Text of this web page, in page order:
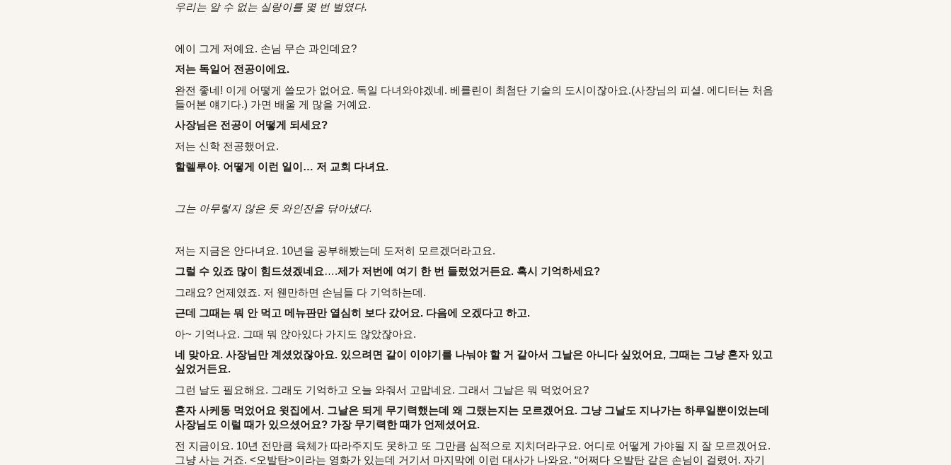
우리는 알 수 없는 실랑이를 몇 번 벌였다.
에이 그게 저예요. 손님 무슨 과인데요?
저는 독일어 전공이에요.
완전 좋네! 이게 어떻게 쓸모가 없어요. 독일 다녀와야겠네. 베를린이 최첨단 기술의 도시이잖아요.(사장님의 피셜. 에디터는 처음
들어본 얘기다.) 가면 배울 게 많을 거예요.
사장님은 전공이 어떻게 되세요?
저는 신학 전공했어요.
할렐루야. 어떻게 이런 일이… 저 교회 다녀요.
그는 아무렇지 않은 듯 와인잔을 닦아냈다.
저는 지금은 안다녀요. 10년을 공부해봤는데 도저히 모르겠더라고요.
그럴 수 있죠 많이 힘드셨겠네요 ….제가 저번에 여기 한 번 들렀었거든요. 혹시 기억하세요?
그래요? 언제였죠. 저 웬만하면 손님들 다 기억하는데.
근데 그때는 뭐 안 먹고 메뉴판만 열심히 보다 갔어요. 다음에 오겠다고 하고.
아~ 기억나요. 그때 뭐 앉아있다 가지도 않았잖아요.
네 맞아요. 사장님만 계셨었잖아요. 있으려면 같이 이야기를 나눠야 할 거 같아서 그날은 아니다 싶었어요, 그때는 그냥 혼자 있고
싶었거든요.
그런 날도 필요해요. 그래도 기억하고 오늘 와줘서 고맙네요. 그래서 그날은 뭐 먹었어요?
혼자 사케동 먹었어요 윗집에서. 그날은 되게 무기력했는데 왜 그랬는지는 모르겠어요. 그냥 그날도 지나가는 하루일뿐이었는데
사장님도 이럴 때가 있으셨어요? 가장 무기력한 때가 언제셨어요.
전 지금이요. 10년 전만큼 육체가 따라주지도 못하고 또 그만큼 심적으로 지치더라구요. 어디로 어떻게 가야될 지 잘 모르겠어요.
그냥 사는 거죠. <오발탄>이라는 영화가 있는데 거기서 마지막에 이런 대사가 나와요. “어쩌다 오발탄 같은 손님이 걸렸어. 자기